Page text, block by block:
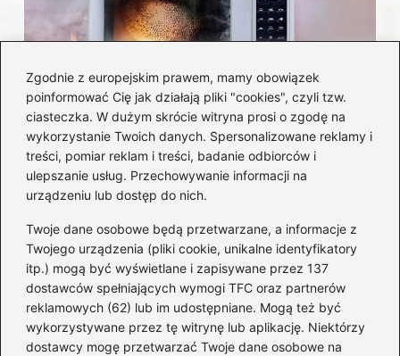
Zgodnie z europejskim prawem, mamy obowiązek
poinformować Cię jak działają pliki "cookies", czyli tzw.
ciasteczka. W dużym skrócie witryna prosi o zgodę na
wykorzystanie Twoich danych. Spersonalizowane reklamy i
treści, pomiar reklam i treści, badanie odbiorców i
ulepszanie usług. Przechowywanie informacji na
urządzeniu lub dostęp do nich.
Twoje dane osobowe będą przetwarzane, a informacje z
Twojego urządzenia (pliki cookie, unikalne identyfikatory
itp.) mogą być wyświetlane i zapisywane przez 137
dostawców spełniających wymogi TFC oraz partnerów
reklamowych (62) lub im udostępniane. Mogą też być
wykorzystywane przez tę witrynę lub aplikację. Niektórzy
dostawcy mogę przetwarzać Twoje dane osobowe na
Czy można włożyć styropian do
mikrofalówki? Przewodnik po
bezpiecznym użytkowaniu sprzętu
kuchennego
Kategorie
Budowa (285)
Dom(207)
Energetyka(21)
Meble i elektronika(23)